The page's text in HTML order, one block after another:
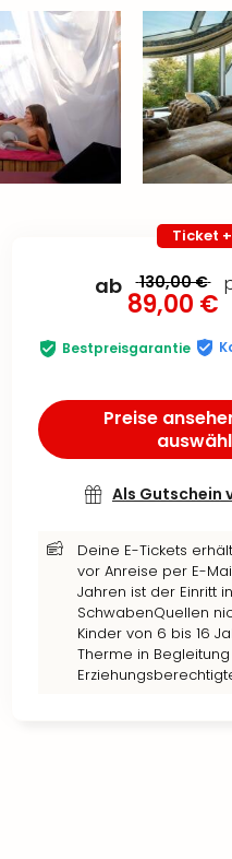
Ticket
ab 130,00 €
89,00 €
Bestpreisgarantie
Preise
Als Gutschein
Deine E-Tickets
vor Anreise per E-
Jahren ist der Einritt
SchwabenQuellen
Kinder von 6 bis 16
Therme in